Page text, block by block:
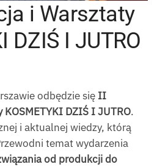
i Warsztaty
DZIŚ I JUTRO
odbędzie się II
DZIŚ I JUTRO.
i aktualnej wiedzy, którą
temat wydarzenia
od produkcji do